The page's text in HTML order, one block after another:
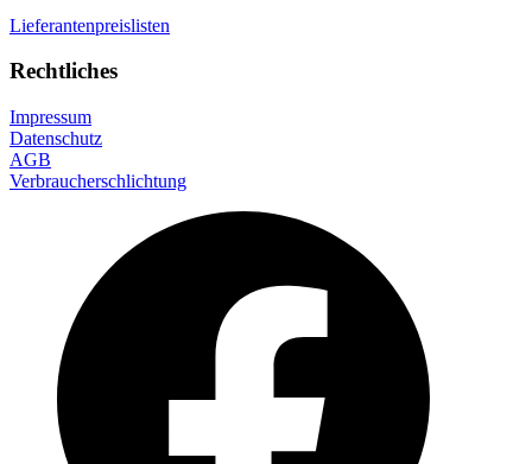
Lieferantenpreislisten
Rechtliches
Impressum
Datenschutz
AGB
Verbraucherschlichtung